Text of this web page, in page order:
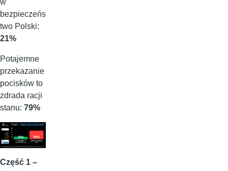
w
bezpieczeńs
two Polski:
21%
Potajemne
przekazanie
pocisków to
zdrada racji
stanu: 79%
Część 1 –